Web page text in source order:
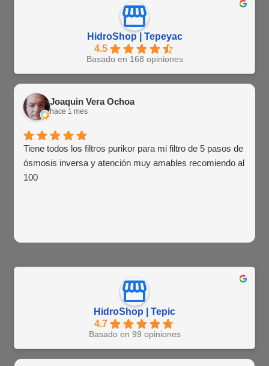
HidroShop | Tepeyac
4.5
Basado en 168 opiniones
Joaquin Vera Ochoa
hace 1 mes
Tiene todos los filtros purikor para mi filtro de 5 pasos de
ósmosis inversa y atención muy amables recomiendo al
100
HidroShop | Tepic
4.7
Basado en 99 opiniones